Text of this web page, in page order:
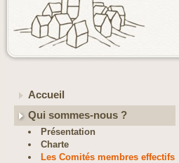
Accueil
Qui sommes-nous ?
Présentation
Charte
Les Comités membres effectifs